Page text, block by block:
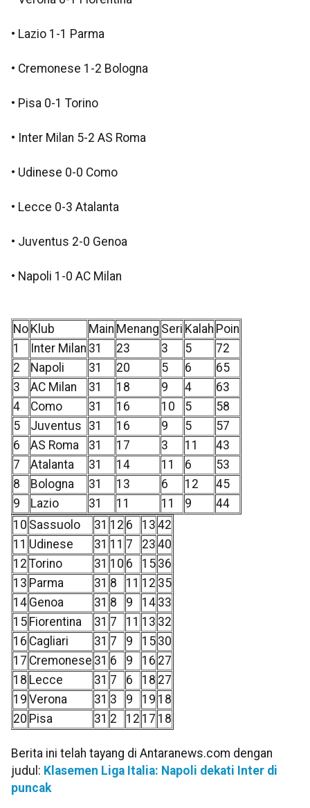
• Lazio 1-1 Parma
• Cremonese 1-2 Bologna
• Pisa 0-1 Torino
• Inter Milan 5-2 AS Roma
• Udinese 0-0 Como
• Lecce 0-3 Atalanta
• Juventus 2-0 Genoa
• Napoli 1-0 AC Milan
No Klub Main Menang Seri Kalah Poin
1
Inter Milan 31 23 3 5
72
2
Napoli 31 20 5 6
65
3
AC Milan 31 18 9 4
63
4
Como 31 16 10 5
58
5
Juventus 31 16 9 5
57
6
AS Roma 31 17 3 11
43
7
Atalanta 31 14 11 6
53
8
Bologna 31 13 6 12
45
9
Lazio 31 11 11 9
44
10 Sassuolo 31 12 6 13 42
11 Udinese 31 11 7 23 40
12 Torino 31 10 6 15 36
13 Parma 31 8 11 12 35
14 Genoa 31 8 9 14 33
15 Fiorentina 31 7 11 13 32
16 Cagliari 31 7 9 15 30
17 Cremonese 31 6 9 16 27
18 Lecce 31 7 6 18 27
19 Verona 31 3 9 19 18
20 Pisa 31 2 12 17 18
Berita ini telah tayang di Antaranews.com dengan
judul: Klasemen Liga Italia: Napoli dekati Inter di
puncak